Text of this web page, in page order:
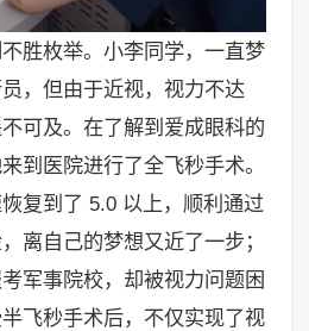
胜枚举。小李同学，一直梦
，但由于近视，视力不达
可及。在了解到爱成眼科的
到医院进行了全飞秒手术。
复到了 5.0 以上，顺利通过
离自己的梦想又近了一步；
军事院校，却被视力问题困
飞秒手术后，不仅实现了视